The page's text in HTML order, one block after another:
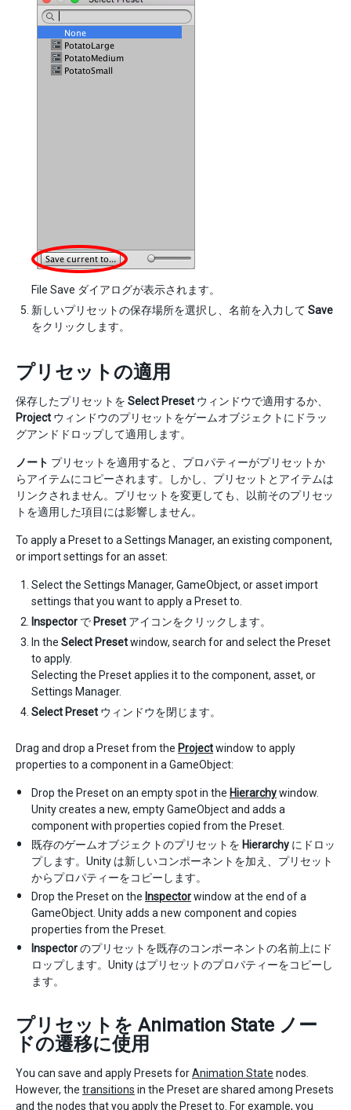
File Save ダイアログが表示されます。
新しいプリセットの保存場所を選択し、名前を入力して Save
をクリックします。
プリセットの適用
保存したプリセットを Select Preset ウィンドウで適用するか、
Project ウィンドウのプリセットをゲームオブジェクトにドラッ
グアンドドロップして適用します。
ノート プリセットを適用すると、プロパティーがプリセットか
らアイテムにコピーされます。しかし、プリセットとアイテムは
リンクされません。プリセットを変更しても、以前そのプリセッ
トを適用した項目には影響しません。
To apply a Preset to a Settings Manager, an existing component,
or import settings for an asset:
Select the Settings Manager, GameObject, or asset import
settings that you want to apply a Preset to.
Inspector で Preset アイコンをクリックします。
In the Select Presetwindow, search for and select the Preset
to apply.
Selecting the Preset applies it to the component, asset, or
Settings Manager.
Select Preset ウィンドウを閉じます。
Drag and drop a Preset from the Projectwindow to apply
properties to a component in a GameObject:
Drop the Preset on an empty spot in the Hierarchywindow.
Unity creates a new, empty GameObject and adds a
component with properties copied from the Preset.
既存のゲームオブジェクトのプリセットを Hierarchy にドロッ
プします。Unity は新しいコンポーネントを加え、プリセット
からプロパティーをコピーします。
Drop the Preset on the Inspectorwindow at the end of a
GameObject. Unity adds a new component and copies
properties from the Preset.
Inspectorのプリセットを既存のコンポーネントの名前上にド
ロップします。Unity はプリセットのプロパティーをコピーし
ます。
プリセットを Animation State ノー
ドの遷移に使用
You can save and apply Presets forAnimation State nodes.
However, the transitions in the Preset are shared among Presets
and the nodes that you apply the Preset to. For example, you